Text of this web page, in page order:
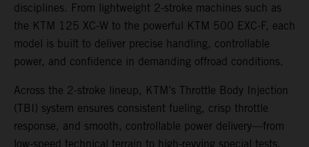
disciplines. From lightweight 2-stroke machines such as
the KTM 125 XC-W to the powerful KTM 500 EXC-F, each
model is built to deliver precise handling, controllable
power, and confidence in demanding offroad conditions.
Across the 2-stroke lineup, KTM’s Throttle Body Injection
(TBI) system ensures consistent fueling, crisp throttle
response, and smooth, controllable power delivery—from
low-speed technical terrain to high-revving special tests.